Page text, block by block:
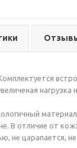
В отличие от
не царапается,